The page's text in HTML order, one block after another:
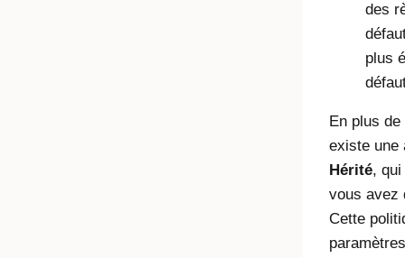
des
plus
En plus
existe une
Hérité, qui
vous avez
Cette